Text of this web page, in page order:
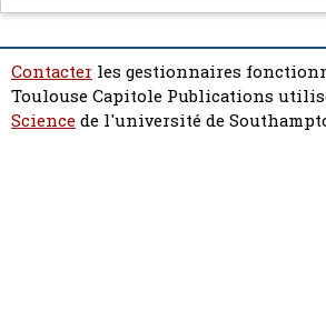
Contacter les gestionnaires
Toulouse Capitole Publications
Sciencede l'université de